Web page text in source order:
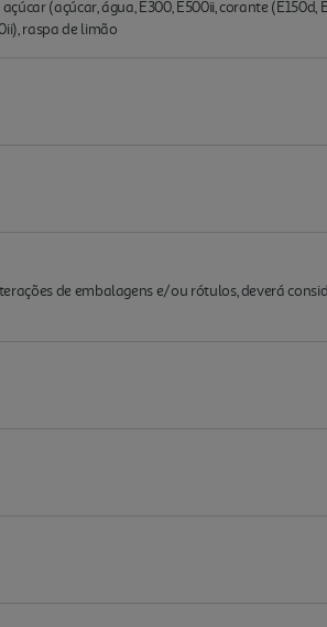
(açúcar, água, E300, E500ii, corante
raspa de limão
de embalagens e/ou rótulos, deverá